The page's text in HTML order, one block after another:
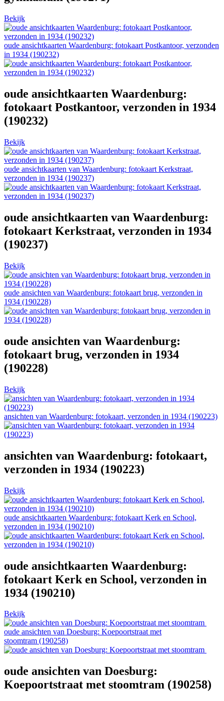
Bekijk
oude ansichtkaarten Waardenburg: fotokaart Postkantoor, verzonden
in 1934 (190232)
oude ansichtkaarten Waardenburg:
fotokaart Postkantoor, verzonden in 1934
(190232)
Bekijk
oude ansichtkaarten van Waardenburg: fotokaart Kerkstraat,
verzonden in 1934 (190237)
oude ansichtkaarten van Waardenburg:
fotokaart Kerkstraat, verzonden in 1934
(190237)
Bekijk
oude ansichten van Waardenburg: fotokaart brug, verzonden in
1934 (190228)
oude ansichten van Waardenburg:
fotokaart brug, verzonden in 1934
(190228)
Bekijk
ansichten van Waardenburg: fotokaart, verzonden in 1934 (190223)
ansichten van Waardenburg: fotokaart,
verzonden in 1934 (190223)
Bekijk
oude ansichtkaarten Waardenburg: fotokaart Kerk en School,
verzonden in 1934 (190210)
oude ansichtkaarten Waardenburg:
fotokaart Kerk en School, verzonden in
1934 (190210)
Bekijk
oude ansichten van Doesburg: Koepoortstraat met
stoomtram (190258)
oude ansichten van Doesburg:
Koepoortstraat met stoomtram (190258)